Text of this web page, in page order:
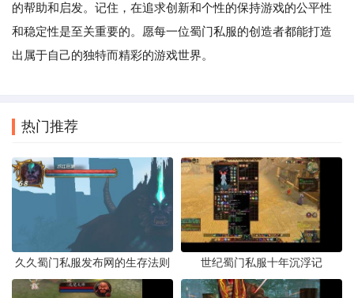
的帮助和启发。记住，在追求创新和个性的保持游戏的公平性
和稳定性是至关重要的。愿每一位蜀门私服的创造者都能打造
出属于自己的独特而精彩的游戏世界。
热门推荐
久久蜀门私服发布网的生存法则 世纪蜀门私服十年沉浮记